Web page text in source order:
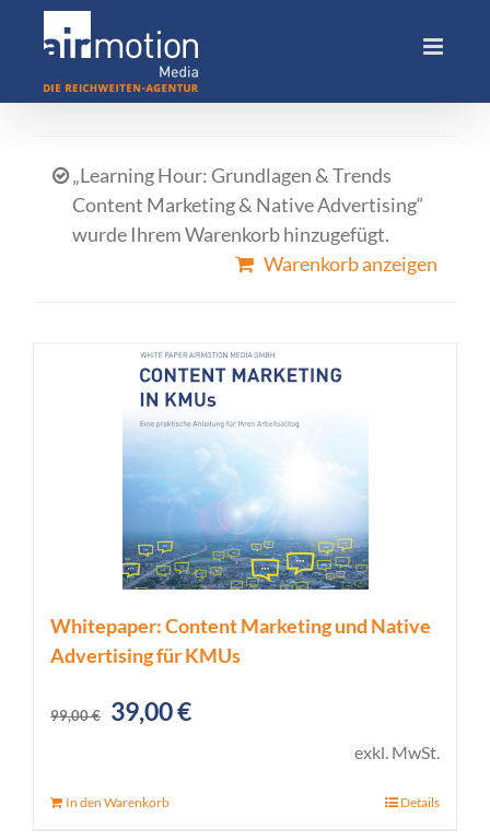
„Learning Hour: Grundlagen & Trends
Content Marketing & Native Advertising“
wurde Ihrem Warenkorb hinzugefügt.
Warenkorb anzeigen
Whitepaper: Content Marketing und Native
Advertising für KMUs
99,00€
Ursprünglicher
39,00€Aktueller
exkl. MwSt.
In den Warenkorb Details